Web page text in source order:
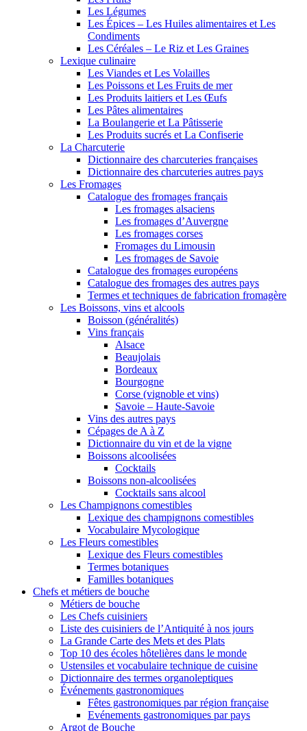
Les Légumes
Les Épices – Les Huiles alimentaires et Les
Condiments
Les Céréales – Le Riz et Les Graines
Lexique culinaire
Les Viandes et Les Volailles
Les Poissons et Les Fruits de mer
Les Produits laitiers et Les Œufs
Les Pâtes alimentaires
La Boulangerie et La Pâtisserie
Les Produits sucrés et La Confiserie
La Charcuterie
Dictionnaire des charcuteries françaises
Dictionnaire des charcuteries autres pays
Les Fromages
Catalogue des fromages français
Les fromages alsaciens
Les fromages d’Auvergne
Les fromages corses
Fromages du Limousin
Les fromages de Savoie
Catalogue des fromages européens
Catalogue des fromages des autres pays
Termes et techniques de fabrication fromagère
Les Boissons, vins et alcools
Boisson (généralités)
Vins français
Alsace
Beaujolais
Bordeaux
Bourgogne
Corse (vignoble et vins)
Savoie – Haute-Savoie
Vins des autres pays
Cépages de A à Z
Dictionnaire du vin et de la vigne
Boissons alcoolisées
Cocktails
Boissons non-alcoolisées
Cocktails sans alcool
Les Champignons comestibles
Lexique des champignons comestibles
Vocabulaire Mycologique
Les Fleurs comestibles
Lexique des Fleurs comestibles
Termes botaniques
Familles botaniques
Chefs et métiers de bouche
Métiers de bouche
Les Chefs cuisiniers
Liste des cuisiniers de l’Antiquité à nos jours
La Grande Carte des Mets et des Plats
Top 10 des écoles hôtelières dans le monde
Ustensiles et vocabulaire technique de cuisine
Dictionnaire des termes organoleptiques
Événements gastronomiques
Fêtes gastronomiques par région française
Evénements gastronomiques par pays
Argot de Bouche